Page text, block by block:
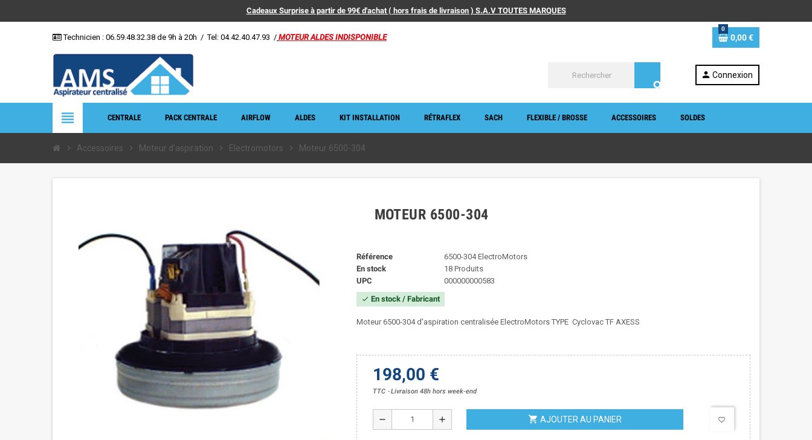
Cadeaux Surprise à partir de 99€ d'achat ( hors frais de livraison ) S.A.V TOUTES MARQUES
Technicien : 06.59.48.32.38 de 9h à 20h / Tel: 04.42.40.47.93 / MOTEUR ALDES INDISPONIBLE
0
0,00 €
search
person Connexion
view_headline CENTRALE PACK CENTRALE AIRFLOW ALDES KIT INSTALLATION RÉTRAFLEX SACH FLEXIBLE / BROSSE ACCESSOIRES SOLDES
chevron_right Accessoires chevron_right Moteur d'aspiration chevron_right Electromotors chevron_right Moteur 6500-304
MOTEUR 6500-304
Référence
6500-304 ElectroMotors
En stock
18 Produits
UPC
000000000583
check En stock / Fabricant
Moteur 6500-304 d'aspiration centralisée ElectroMotors TYPE Cyclovac TF AXESS
198,00 €
TTC Livraison 48h hors week-end
remove add shopping_cart AJOUTER AU PANIER favorite_border